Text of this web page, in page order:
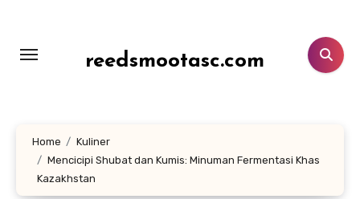
konten
reedsmootasc.com
Home
Kuliner
Mencicipi Shubat dan Kumis: Minuman Fermentasi Khas
Kazakhstan